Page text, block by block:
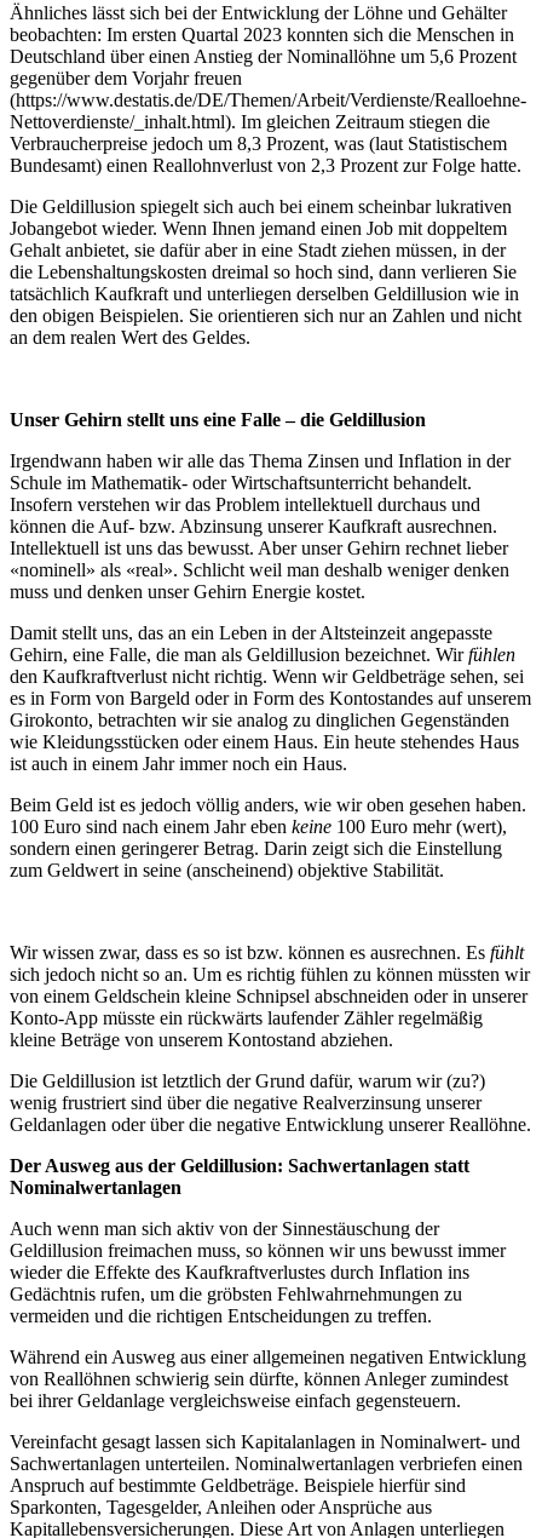
Ähnliches lässt sich bei der Entwicklung der Löhne und Gehälter
beobachten: Im ersten Quartal 2023 konnten sich die Menschen in
Deutschland über einen Anstieg der Nominallöhne um 5,6 Prozent
gegenüber dem Vorjahr freuen
(https://www.destatis.de/DE/Themen/Arbeit/Verdienste/Realloehne-
Nettoverdienste/_inhalt.html). Im gleichen Zeitraum stiegen die
Verbraucherpreise jedoch um 8,3 Prozent, was (laut Statistischem
Bundesamt) einen Reallohnverlust von 2,3 Prozent zur Folge hatte.
Die Geldillusion spiegelt sich auch bei einem scheinbar lukrativen
Jobangebot wieder. Wenn Ihnen jemand einen Job mit doppeltem
Gehalt anbietet, sie dafür aber in eine Stadt ziehen müssen, in der
die Lebenshaltungskosten dreimal so hoch sind, dann verlieren Sie
tatsächlich Kaufkraft und unterliegen derselben Geldillusion wie in
den obigen Beispielen. Sie orientieren sich nur an Zahlen und nicht
an dem realen Wert des Geldes.
Unser Gehirn stellt uns eine Falle – die Geldillusion
Irgendwann haben wir alle das Thema Zinsen und Inflation in der
Schule im Mathematik- oder Wirtschaftsunterricht behandelt.
Insofern verstehen wir das Problem intellektuell durchaus und
können die Auf- bzw. Abzinsung unserer Kaufkraft ausrechnen.
Intellektuell ist uns das bewusst. Aber unser Gehirn rechnet lieber
«nominell» als «real». Schlicht weil man deshalb weniger denken
muss und denken unser Gehirn Energie kostet.
Damit stellt uns, das an ein Leben in der Altsteinzeit angepasste
Gehirn, eine Falle, die man als Geldillusion bezeichnet. Wirfühlen
den Kaufkraftverlust nicht richtig. Wenn wir Geldbeträge sehen, sei
es in Form von Bargeld oder in Form des Kontostandes auf unserem
Girokonto, betrachten wir sie analog zu dinglichen Gegenständen
wie Kleidungsstücken oder einem Haus. Ein heute stehendes Haus
ist auch in einem Jahr immer noch ein Haus.
Beim Geld ist es jedoch völlig anders, wie wir oben gesehen haben.
100 Euro sind nach einem Jahr eben keine 100 Euro mehr (wert),
sondern einen geringerer Betrag. Darin zeigt sich die Einstellung
zum Geldwert in seine (anscheinend) objektive Stabilität.
Wir wissen zwar, dass es so ist bzw. können es ausrechnen. Es fühlt
sich jedoch nicht so an. Um es richtig fühlen zu können müssten wir
von einem Geldschein kleine Schnipsel abschneiden oder in unserer
Konto-App müsste ein rückwärts laufender Zähler regelmäßig
kleine Beträge von unserem Kontostand abziehen.
Die Geldillusion ist letztlich der Grund dafür, warum wir (zu?)
wenig frustriert sind über die negative Realverzinsung unserer
Geldanlagen oder über die negative Entwicklung unserer Reallöhne.
Der Ausweg aus der Geldillusion: Sachwertanlagen statt
Nominalwertanlagen
Auch wenn man sich aktiv von der Sinnestäuschung der
Geldillusion freimachen muss, so können wir uns bewusst immer
wieder die Effekte des Kaufkraftverlustes durch Inflation ins
Gedächtnis rufen, um die gröbsten Fehlwahrnehmungen zu
vermeiden und die richtigen Entscheidungen zu treffen.
Während ein Ausweg aus einer allgemeinen negativen Entwicklung
von Reallöhnen schwierig sein dürfte, können Anleger zumindest
bei ihrer Geldanlage vergleichsweise einfach gegensteuern.
Vereinfacht gesagt lassen sich Kapitalanlagen in Nominalwert- und
Sachwertanlagen unterteilen. Nominalwertanlagen verbriefen einen
Anspruch auf bestimmte Geldbeträge. Beispiele hierfür sind
Sparkonten, Tagesgelder, Anleihen oder Ansprüche aus
Kapitallebensversicherungen. Diese Art von Anlagen unterliegen